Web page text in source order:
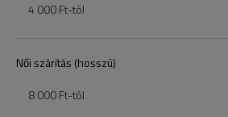
4 000 Ft-tól
Női szárítás (hosszú)
8 000 Ft-tól